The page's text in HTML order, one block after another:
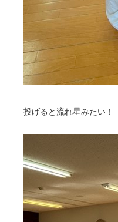
投げると流れ星みたい！